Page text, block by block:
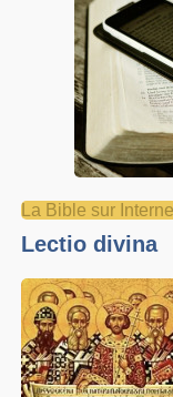
La Bible sur
Lectio divina